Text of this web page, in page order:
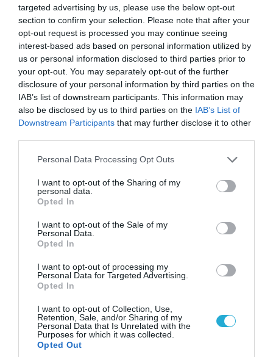
targeted advertising by us, please use the below opt-out
section to confirm your selection. Please note that after your
opt-out request is processed you may continue seeing
interest-based ads based on personal information utilized by
us or personal information disclosed to third parties prior to
your opt-out. You may separately opt-out of the further
disclosure of your personal information by third parties on the
IAB’s list of downstream participants. This information may
also be disclosed by us to third parties on the IAB’s List of
Downstream Participants that may further disclose it to other
Please note that this website/app uses one or more Google
not limited to your visit or usage behaviour. You may click to
grant or deny consent to Google and its third-party tags to
use your data for below specified purposes in below Google
consent section.
Personal Data Processing Opt Outs
I want to opt-out of the Sharing of my
personal data.
Opted In
I want to opt-out of the Sale of my
Personal Data.
Opted In
I want to opt-out of processing my
Personal Data for Targeted Advertising.
Opted In
I want to opt-out of Collection, Use,
Retention, Sale, and/or Sharing of my
Personal Data that Is Unrelated with the
Purposes for which it was collected.
Opted Out
ΠΟΛΙΤΙΚΗ
07.08.2026 | 20:02
Κωνσταντίνο Ζούλα από τον ΣΚΑΪ – Ο λόγος της
απομάκρυνσής του